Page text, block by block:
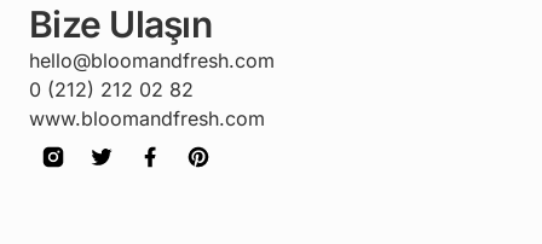
Bize Ulaşın
hello@bloomandfresh.com
0 (212) 212 02 82
www.bloomandfresh.com